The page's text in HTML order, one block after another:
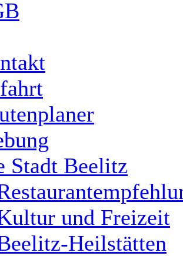
Stadt Beelitz
und Freizeit
Heilstätten